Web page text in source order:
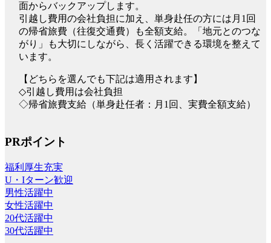
面からバックアップします。
引越し費用の会社負担に加え、単身赴任の方には月1回
の帰省旅費（往復交通費）も全額支給。「地元とのつな
がり」も大切にしながら、長く活躍できる環境を整えて
います。
【どちらを選んでも下記は適用されます】
◇引越し費用は会社負担
◇帰省旅費支給（単身赴任者：月1回、実費全額支給）
PRポイント
福利厚生充実
U・Iターン歓迎
男性活躍中
女性活躍中
20代活躍中
30代活躍中